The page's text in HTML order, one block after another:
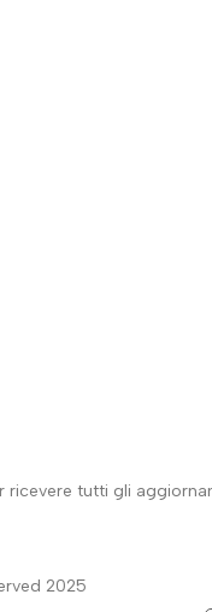
ricevere tutti gli
2025